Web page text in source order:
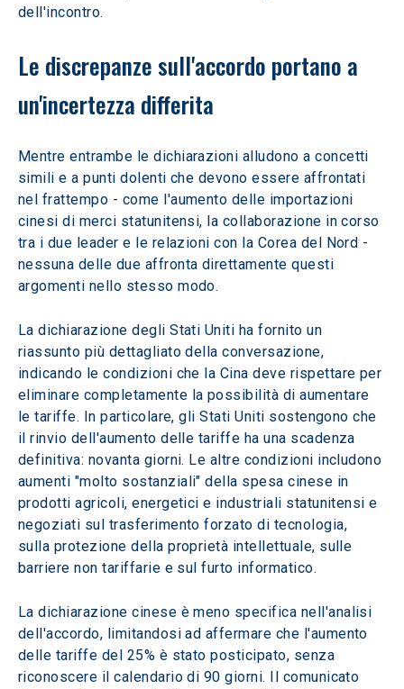
dell'incontro.
Le discrepanze sull'accordo portano a
un'incertezza differita
Mentre entrambe le dichiarazioni alludono a concetti
simili e a punti dolenti che devono essere affrontati
nel frattempo - come l'aumento delle importazioni
cinesi di merci statunitensi, la collaborazione in corso
tra i due leader e le relazioni con la Corea del Nord -
nessuna delle due affronta direttamente questi
argomenti nello stesso modo.
La dichiarazione degli Stati Uniti ha fornito un
riassunto più dettagliato della conversazione,
indicando le condizioni che la Cina deve rispettare per
eliminare completamente la possibilità di aumentare
le tariffe. In particolare, gli Stati Uniti sostengono che
il rinvio dell'aumento delle tariffe ha una scadenza
definitiva: novanta giorni. Le altre condizioni includono
aumenti "molto sostanziali" della spesa cinese in
prodotti agricoli, energetici e industriali statunitensi e
negoziati sul trasferimento forzato di tecnologia,
sulla protezione della proprietà intellettuale, sulle
barriere non tariffarie e sul furto informatico.
La dichiarazione cinese è meno specifica nell'analisi
dell'accordo, limitandosi ad affermare che l'aumento
delle tariffe del 25% è stato posticipato, senza
riconoscere il calendario di 90 giorni. Il comunicato